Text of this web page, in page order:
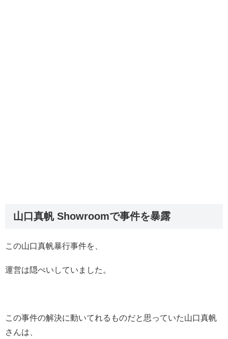
山口真帆 Showroomで事件を暴露
この山口真帆暴行事件を、
運営は隠ぺいしていました。
この事件の解決に動いてれるものだと思っていた山口真帆
さんは、